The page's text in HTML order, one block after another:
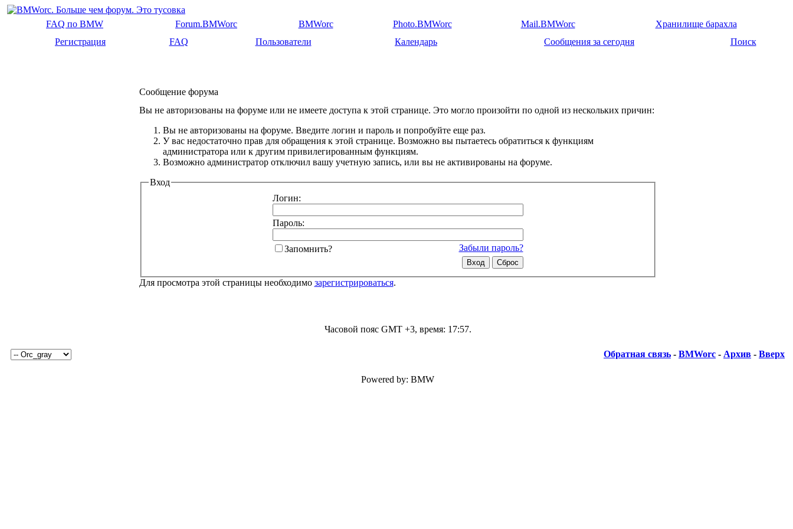
FAQ по BMW Forum.BMWorc BMWorc Photo.BMWorc Mail.BMWorc
Хранилище барахла
Регистрация
FAQ Пользователи Календарь Сообщения за сегодня Поиск
Сообщение форума
Вы не авторизованы на форуме или не имеете доступа к этой странице. Это могло произойти по одной из нескольких причин:
Вы не авторизованы на форуме. Введите логин и пароль и попробуйте еще раз.
У вас недостаточно прав для обращения к этой странице. Возможно вы пытаетесь обратиться к функциям
администратора или к другим привилегированным функциям.
Возможно администратор отключил вашу учетную запись, или вы не активированы на форуме.
Вход
Логин:
Пароль:
Забыли пароль?
Запомнить?
Для просмотра этой страницы необходимо зарегистрироваться.
Часовой пояс GMT +3, время: 17:57.
Обратная связь - BMWorc - Архив - Вверх
Powered by: BMW